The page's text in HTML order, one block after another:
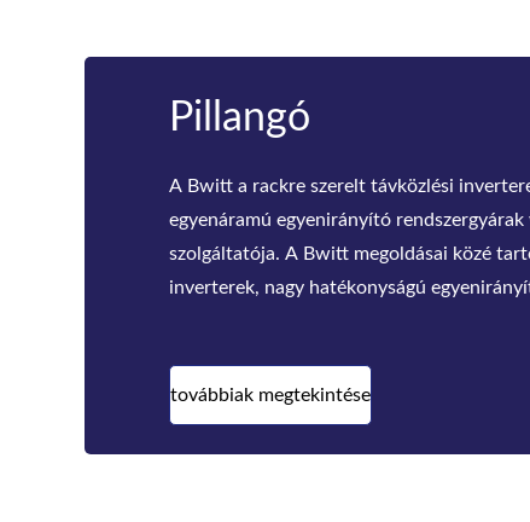
20 év
Több mint 20 éves OEM tapasztalattal,
ügyfelek több mint 60 országban /
létrehozta a teljes minőségellenőrzési
ellenőrizzük az anyagokat komoly, SMT,
továbbiak megtekintése